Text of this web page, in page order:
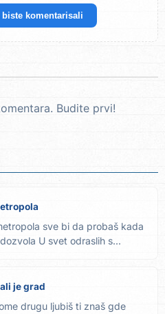
biste komentarisali
Budite prvi!
sve bi da probaš kada
U svet odraslih s...
je grad
drugu ljubiš ti znaš gde